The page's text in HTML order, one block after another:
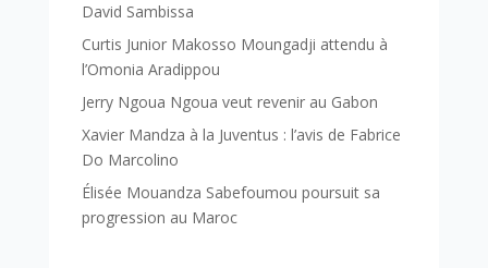
David Sambissa
Curtis Junior Makosso Moungadji attendu à
l’Omonia Aradippou
Jerry Ngoua Ngoua veut revenir au Gabon
Xavier Mandza à la Juventus : l’avis de Fabrice
Do Marcolino
Élisée Mouandza Sabefoumou poursuit sa
progression au Maroc